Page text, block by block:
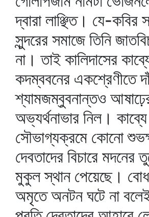
দ্বারা লাঞ্ছিত। যে-
সুন্দরের সমাজে তিনি
না। তাই কালিদাসের
কদম্ববনের একশ্রেণীতে
শ্যামজম্বুবনান্তও
অভ্যর্থনাভার নিল। কাব্যে
সৌভাগ্যক্রমে কোনো
দেবতাদের বিচারে
মুকুল স্থান পেয়েছে।
অমৃতে অনটন ঘটে না